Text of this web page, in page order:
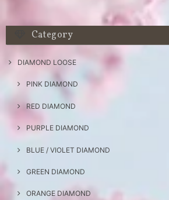
Category
DIAMOND LOOSE
PINK DIAMOND
RED DIAMOND
PURPLE DIAMOND
BLUE / VIOLET DIAMOND
GREEN DIAMOND
ORANGE DIAMOND